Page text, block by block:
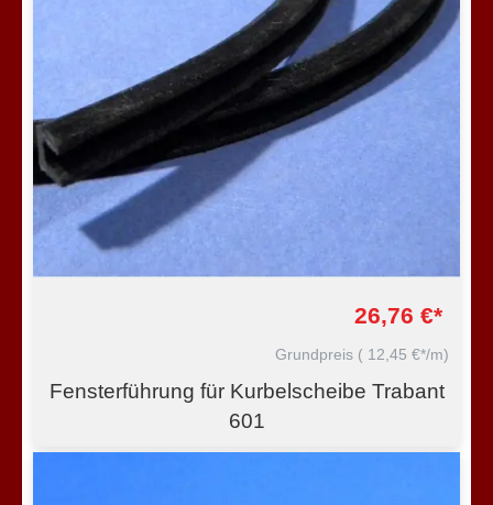
26,76 €*
Grundpreis ( 12,45 €*/m)
Fensterführung für Kurbelscheibe Trabant
601